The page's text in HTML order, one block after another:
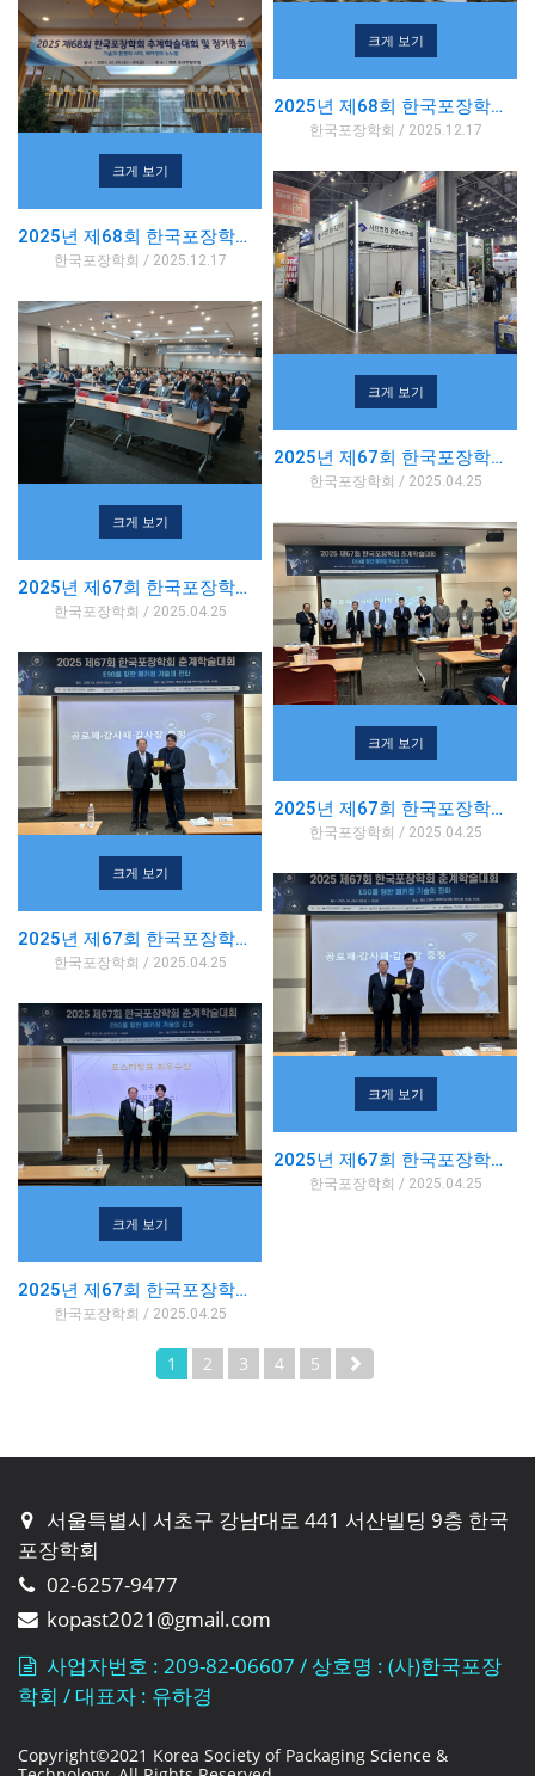
크게 보기
2025년 제68회 한국포장학회 추계학술대회
한국포장학회 / 2025.12.17
크게 보기
2025년 제68회 한국포장학회 추계학술대회
한국포장학회 / 2025.12.17
크게 보기
2025년 제67회 한국포장학회 춘계학술대회
한국포장학회 / 2025.04.25
크게 보기
2025년 제67회 한국포장학회 춘계학술대회
한국포장학회 / 2025.04.25
크게 보기
2025년 제67회 한국포장학회 춘계학술대회
한국포장학회 / 2025.04.25
크게 보기
2025년 제67회 한국포장학회 춘계학술대회
한국포장학회 / 2025.04.25
크게 보기
2025년 제67회 한국포장학회 춘계학술대회
한국포장학회 / 2025.04.25
크게 보기
2025년 제67회 한국포장학회 춘계학술대회
한국포장학회 / 2025.04.25
1 2 3 4 5
서울특별시 서초구 강남대로 441 서산빌딩 9층 한국
포장학회
02-6257-9477
kopast2021@gmail.com
사업자번호 : 209-82-06607 / 상호명 : (사)한국포장
학회 / 대표자 : 유하경
Copyright©2021 Korea Society of Packaging Science &